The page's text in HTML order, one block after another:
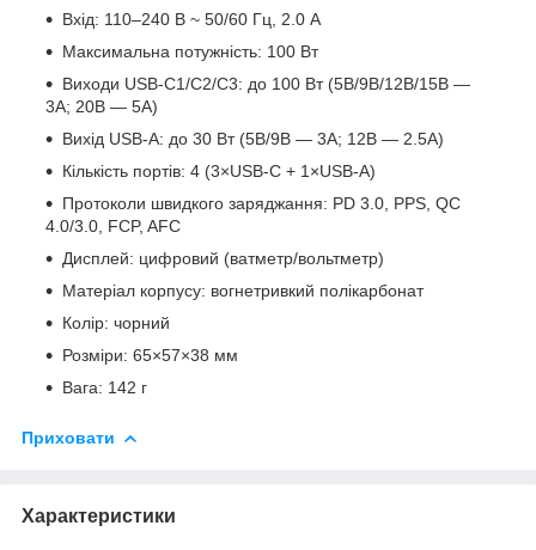
Вхід: 110–240 В ~ 50/60 Гц, 2.0 А
Максимальна потужність: 100 Вт
Виходи USB-C1/C2/C3: до 100 Вт (5В/9В/12В/15В —
3А; 20В — 5А)
Вихід USB-A: до 30 Вт (5В/9В — 3А; 12В — 2.5А)
Кількість портів: 4 (3×USB-C + 1×USB-A)
Протоколи швидкого заряджання: PD 3.0, PPS, QC
4.0/3.0, FCP, AFC
Дисплей: цифровий (ватметр/вольтметр)
Матеріал корпусу: вогнетривкий полікарбонат
Колір: чорний
Розміри: 65×57×38 мм
Вага: 142 г
Приховати
Характеристики